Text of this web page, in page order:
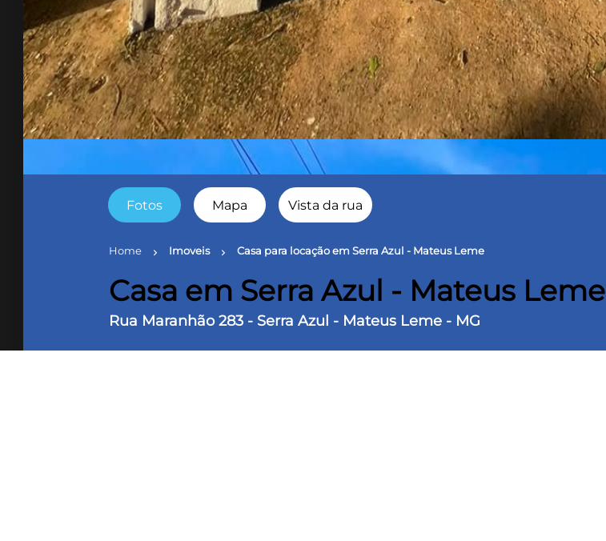
Fotos Mapa Vista da rua
Home chevron_right Imoveis chevron_right Casa para locação em Serra Azul - Mateus Leme
Casa em Serra Azul - Mateus Leme
Rua Maranhão 283 - Serra Azul - Mateus Leme - MG